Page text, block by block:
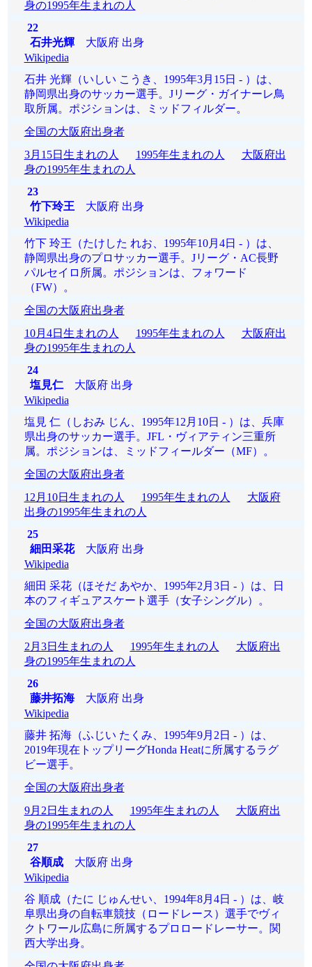
身の1995年生まれの人
22
石井光輝大阪府 出身
Wikipedia
石井 光輝（いしい こうき、1995年3月15日 - ）は、
静岡県出身のサッカー選手。Jリーグ・ガイナーレ鳥
取所属。ポジションは、ミッドフィルダー。
全国の大阪府出身者
3月15日生まれの人
1995年生まれの人
大阪府出
身の1995年生まれの人
23
竹下玲王大阪府 出身
Wikipedia
竹下 玲王（たけした れお、1995年10月4日 - ）は、
静岡県出身のプロサッカー選手。Jリーグ・AC長野
パルセイロ所属。ポジションは、フォワード
（FW）。
全国の大阪府出身者
10月4日生まれの人
1995年生まれの人
大阪府出
身の1995年生まれの人
24
塩見仁大阪府 出身
Wikipedia
塩見 仁（しおみ じん、1995年12月10日 - ）は、兵庫
県出身のサッカー選手。JFL・ヴィアティン三重所
属。ポジションは、ミッドフィールダー（MF）。
全国の大阪府出身者
12月10日生まれの人
1995年生まれの人
大阪府
出身の1995年生まれの人
25
細田采花大阪府 出身
Wikipedia
細田 采花（ほそだ あやか、1995年2月3日 - ）は、日
本のフィギュアスケート選手（女子シングル）。
全国の大阪府出身者
2月3日生まれの人
1995年生まれの人
大阪府出
身の1995年生まれの人
26
藤井拓海大阪府 出身
Wikipedia
藤井 拓海（ふじい たくみ、1995年9月2日 - ）は、
2019年現在トップリーグHonda Heatに所属するラグ
ビー選手。
全国の大阪府出身者
9月2日生まれの人
1995年生まれの人
大阪府出
身の1995年生まれの人
27
谷順成大阪府 出身
Wikipedia
谷 順成（たに じゅんせい、1994年8月4日 - ）は、岐
阜県出身の自転車競技（ロードレース）選手でヴィ
クトワール広島に所属するプロロードレーサー。関
西大学出身。